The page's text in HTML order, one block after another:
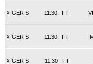
x GER S FT
11:30
x GER S FT
11:30
x GER S FT
11:30